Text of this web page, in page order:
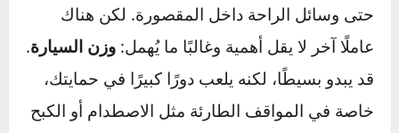
عند الحديث عن مواصفات السيارة، يتبادر إلى
أذهان الكثيرين قوة المحرك أو تصميم الهيكل أو
حتى وسائل الراحة داخل المقصورة. لكن هناك
عاملًا آخر لا يقل أهمية وغالبًا ما يُهمل:وزن السيارة.